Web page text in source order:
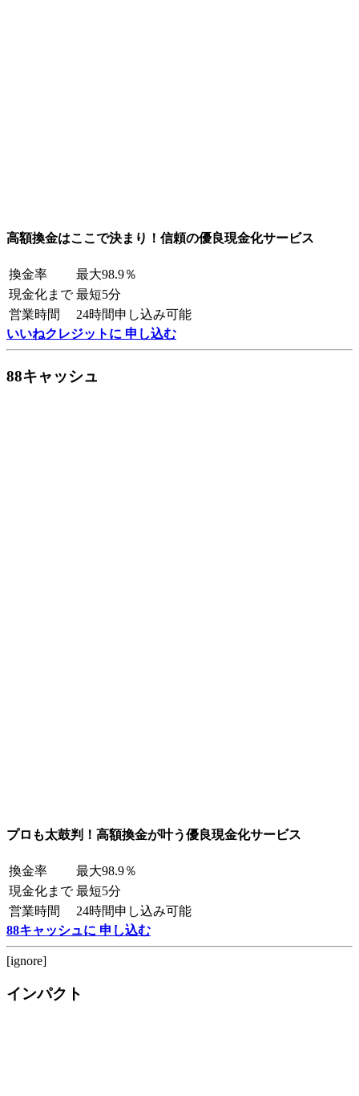
高額換金はここで決まり！信頼の優良現金化サービス
換金率
最大98.9％
現金化まで 最短5分
営業時間
24時間申し込み可能
いいねクレジットに 申し込む
88キャッシュ
プロも太鼓判！高額換金が叶う優良現金化サービス
換金率
最大98.9％
現金化まで 最短5分
営業時間
24時間申し込み可能
88キャッシュに 申し込む
[ignore]
インパクト